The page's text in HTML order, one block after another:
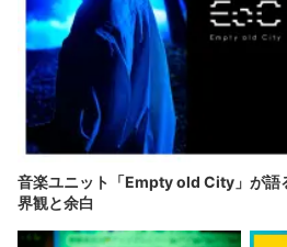
音楽ユニット「Empty old City」が語
界観と余白